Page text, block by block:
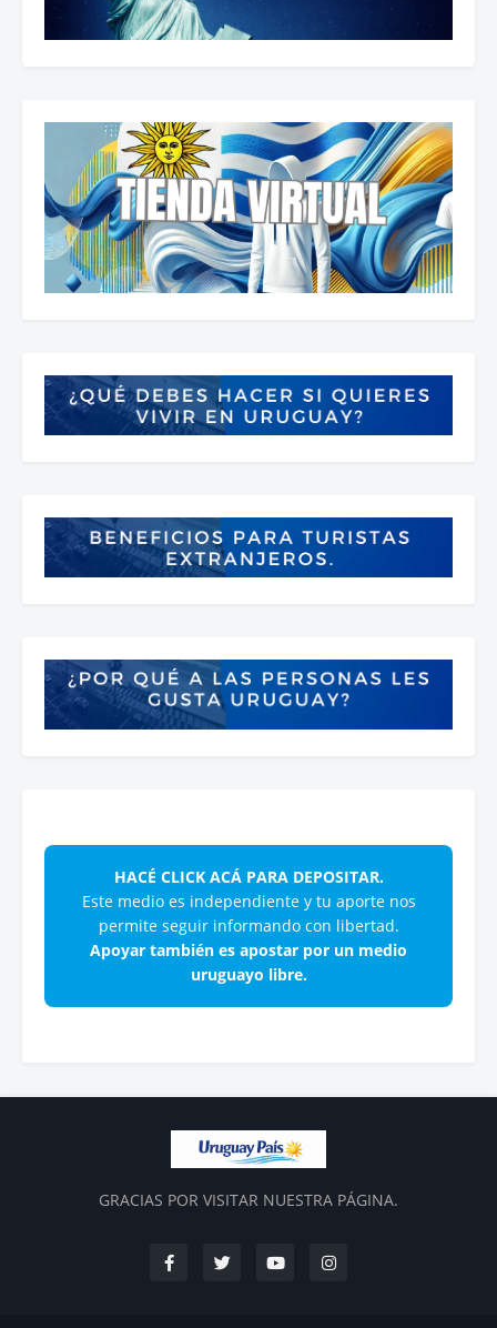
HACÉ CLICK ACÁ PARA DEPOSITAR.
Este medio es independiente y tu aporte nos
permite seguir informando con libertad.
Apoyar también es apostar por un medio
uruguayo libre.
GRACIAS POR VISITAR NUESTRA PÁGINA.